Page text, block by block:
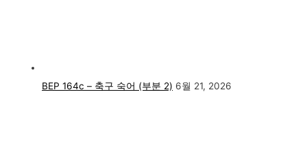
BEP 164c – 축구 숙어 (부분 2) 6월 21, 2026